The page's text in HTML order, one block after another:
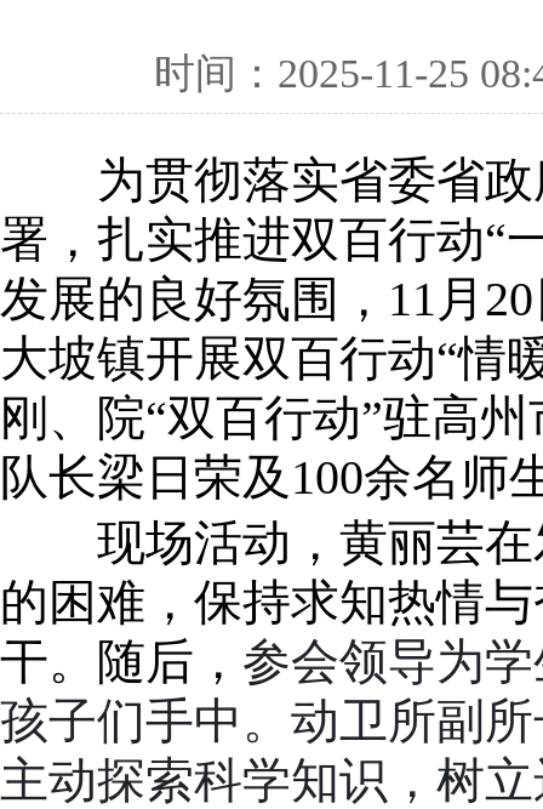
时间：2025-11-25
为贯彻落实省委省
署，扎实推进双百行动“
发展的良好氛围，11月
大坡镇开展双百行动“情
刚、院“双百行动”驻高
队长梁日荣及100余名师
现场活动，黄丽芸
的困难，保持求知热情
干。随后， 参会领导为
孩子们手中。动卫所副
主动探索科学知识，树